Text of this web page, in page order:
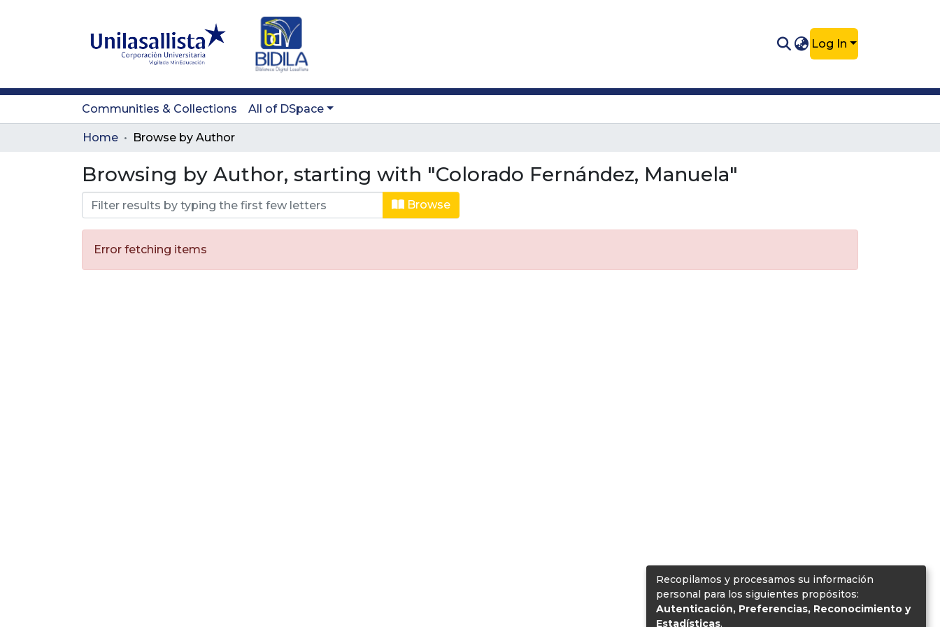
Log In
Communities & Collections All of DSpace
Home Browse by Author
Browsing by Author, starting with "Colorado Fernández, Manuela"
Browse
Error fetching items
Recopilamos y procesamos su información
personal para los siguientes propósitos:
Autenticación, Preferencias, Reconocimiento y
Estadísticas.